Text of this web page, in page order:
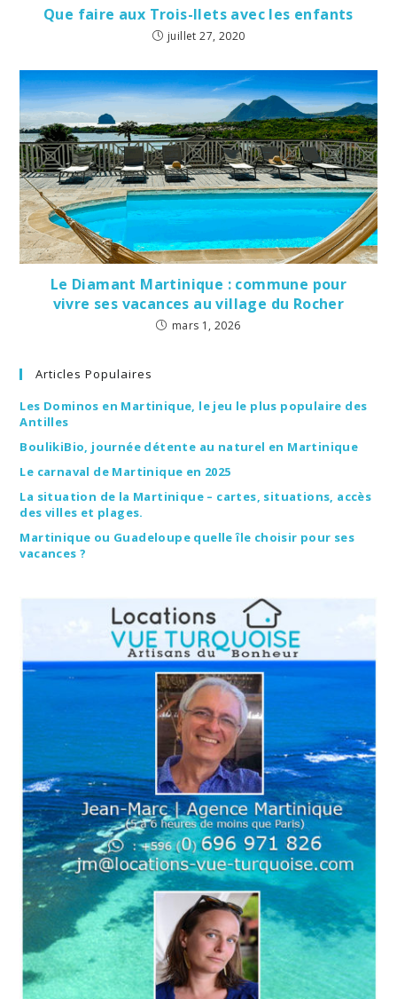
Que faire aux Trois-Ilets avec les enfants
juillet 27, 2020
Le Diamant Martinique : commune pour
vivre ses vacances au village du Rocher
mars 1, 2026
Articles Populaires
Les Dominos en Martinique, le jeu le plus populaire des
Antilles
BoulikiBio, journée détente au naturel en Martinique
Le carnaval de Martinique en 2025
La situation de la Martinique – cartes, situations, accès
des villes et plages.
Martinique ou Guadeloupe quelle île choisir pour ses
vacances ?